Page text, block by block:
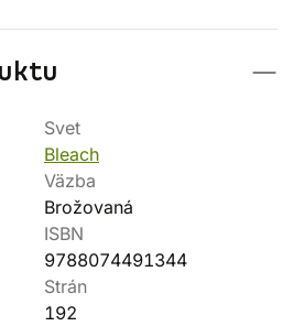
Svet
Bleach
Väzba
Brožovaná
ISBN
9788074491344
Strán
192